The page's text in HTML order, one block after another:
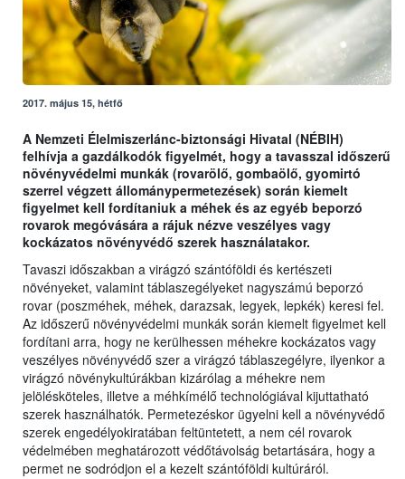
2017. május 15, hétfő
A Nemzeti Élelmiszerlánc-biztonsági Hivatal (NÉBIH)
felhívja a gazdálkodók figyelmét, hogy a tavasszal időszerű
növényvédelmi munkák (rovarölő, gombaölő, gyomirtó
szerrel végzett állománypermetezések) során kiemelt
figyelmet kell fordítaniuk a méhek és az egyéb beporzó
rovarok megóvására a rájuk nézve veszélyes vagy
kockázatos növényvédő szerek használatakor.
Tavaszi időszakban a virágzó szántóföldi és kertészeti
növényeket, valamint táblaszegélyeket nagyszámú beporzó
rovar (poszméhek, méhek, darazsak, legyek, lepkék) keresi fel.
Az időszerű növényvédelmi munkák során kiemelt figyelmet kell
fordítani arra, hogy ne kerülhessen méhekre kockázatos vagy
veszélyes növényvédő szer a virágzó táblaszegélyre, ilyenkor a
virágzó növénykultúrákban kizárólag a méhekre nem
jelölésköteles, illetve a méhkímélő technológiával kijuttatható
szerek használhatók. Permetezéskor ügyelni kell a növényvédő
szerek engedélyokiratában feltüntetett, a nem cél rovarok
védelmében meghatározott védőtávolság betartására, hogy a
permet ne sodródjon el a kezelt szántóföldi kultúráról.